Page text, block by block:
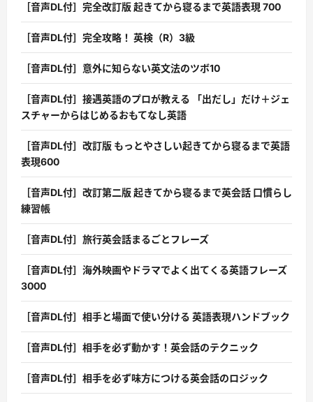
［音声DL付］完全改訂版 起きてから寝るまで英語表現 700
［音声DL付］完全攻略！ 英検（R）3級
［音声DL付］意外に知らない英文法のツボ10
［音声DL付］接遇英語のプロが教える 「出だし」だけ＋ジェ
スチャーからはじめるおもてなし英語
［音声DL付］改訂版 もっとやさしい起きてから寝るまで英語
表現600
［音声DL付］改訂第二版 起きてから寝るまで英会話 口慣らし
練習帳
［音声DL付］旅行英会話まるごとフレーズ
［音声DL付］海外映画やドラマでよく出てくる英語フレーズ
3000
［音声DL付］相手と場面で使い分ける 英語表現ハンドブック
［音声DL付］相手を必ず動かす！英会話のテクニック
［音声DL付］相手を必ず味方につける英会話のロジック